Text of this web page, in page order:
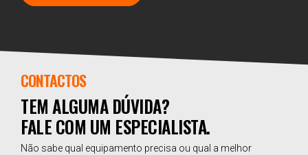
CONTACTOS
TEM ALGUMA DÚVIDA?
FALE COM UM ESPECIALISTA.
Não sabe qual equipamento precisa ou qual a melhor